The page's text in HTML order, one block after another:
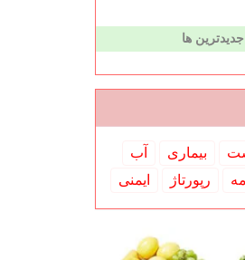
جدیدترین ها
بیماری
آب
رپورتاژ ایمنی